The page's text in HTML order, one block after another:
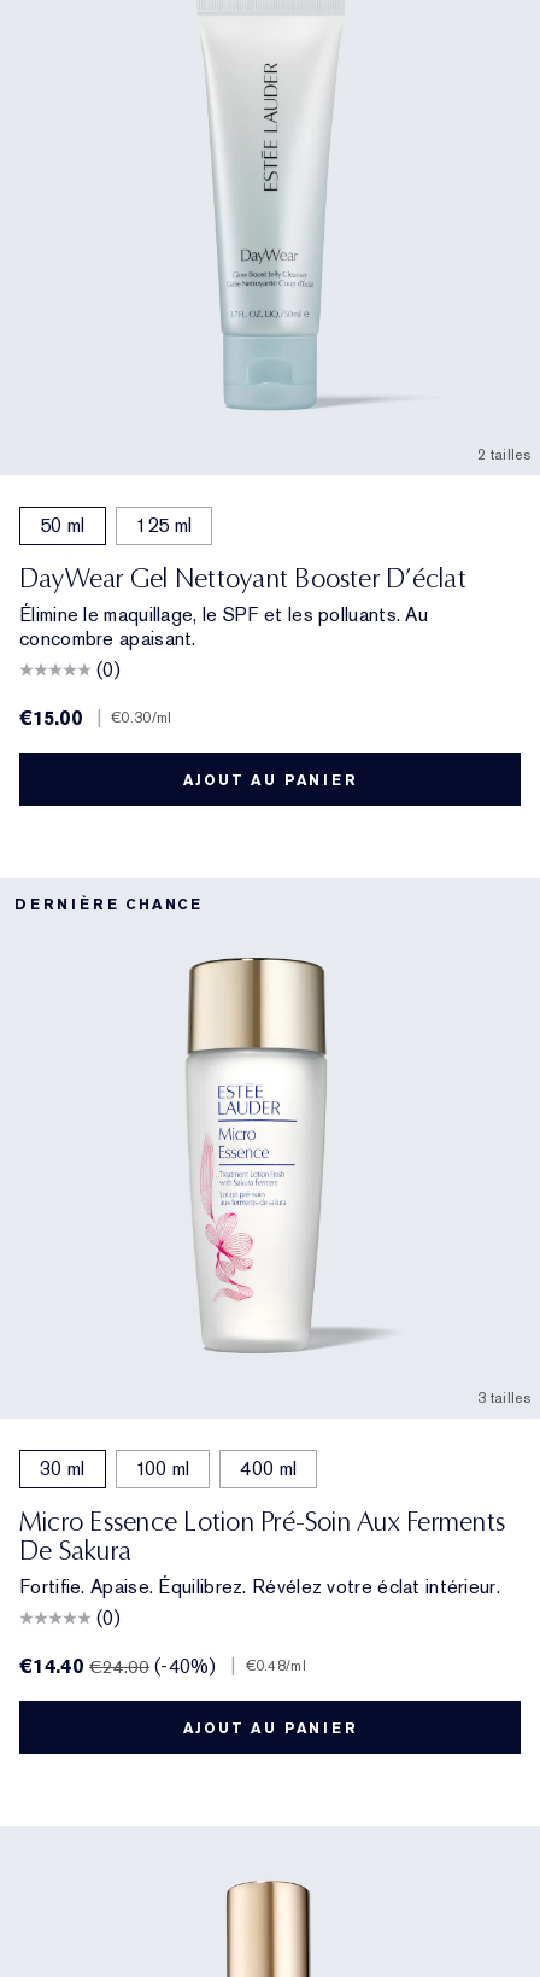
2 tailles
50 ml 125 ml
DayWear Gel Nettoyant Booster D’éclat
Élimine le maquillage, le SPF et les polluants. Au
concombre apaisant.
(0)
€15.00
€0.30/ml
AJOUT AU PANIER
DERNIÈRE CHANCE
3 tailles
30 ml 100 ml 400 ml
Micro Essence Lotion Pré-Soin Aux Ferments
De Sakura
Fortifie. Apaise. Équilibrez. Révélez votre éclat intérieur.
(0)
€14.40€24.00 (-40%) €0.48/ml
AJOUT AU PANIER